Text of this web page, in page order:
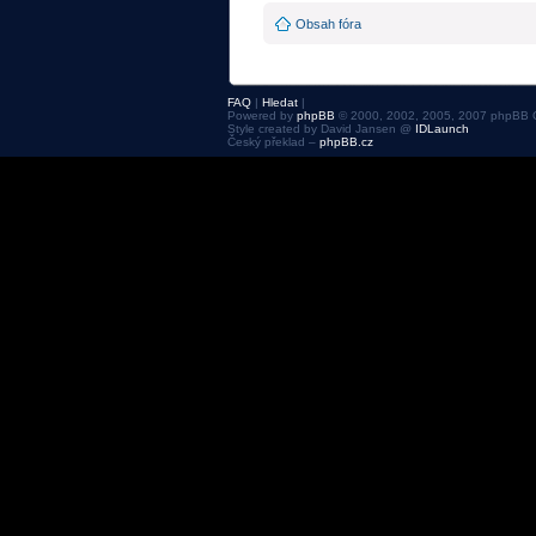
Obsah fóra
FAQ | Hledat |
Powered by phpBB © 2000, 2002, 2005, 2007 phpBB
Style created by David Jansen @ IDLaunch
Český překlad – phpBB.cz